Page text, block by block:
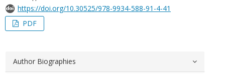
https://doi.org/10.30525/978-9934-588-91-4-41
PDF
Author Biographies